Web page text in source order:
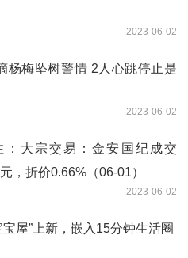
2023-06-02
杨梅坠树警情 2人心跳停止是
2023-06-02
：大宗交易：金安国纪成交
，折价0.66%（06-01）
2023-06-02
宝屋”上新，嵌入15分钟生活圈